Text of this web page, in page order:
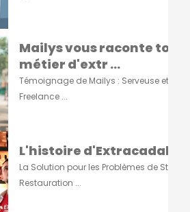
Mailys vous raconte tout
métier d'extr ...
Témoignage de Mailys : Serveuse et
Freelance ...
L'histoire d'Extracadabra
La Solution pour les Problèmes de Staff
Restauration ...